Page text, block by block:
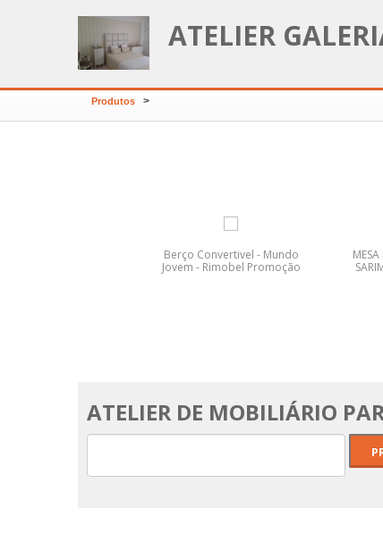
ATELIER
Produtos >
Berço Convertivel - Mundo
Jovem - Rimobel Promoção
ATELIER DE MOBILIÁRIO